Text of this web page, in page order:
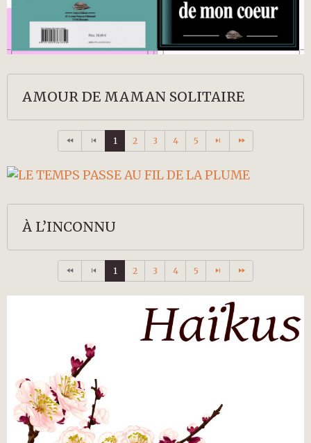
AMOUR DE MAMAN SOLITAIRE
1 2 3 4 5
À L’INCONNU
1 2 3 4 5